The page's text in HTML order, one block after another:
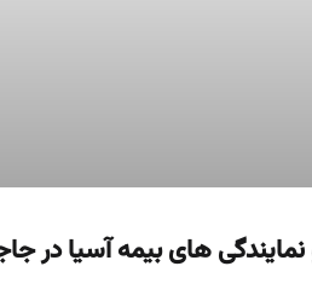
های بیمه آسیا در